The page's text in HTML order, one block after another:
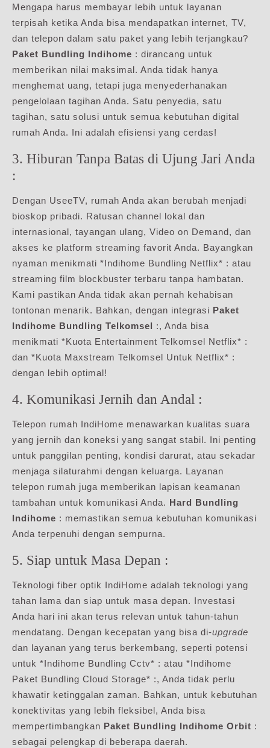
Mengapa harus membayar lebih untuk layanan
terpisah ketika Anda bisa mendapatkan internet, TV,
dan telepon dalam satu paket yang lebih terjangkau?
Paket Bundling Indihome : dirancang untuk
memberikan nilai maksimal. Anda tidak hanya
menghemat uang, tetapi juga menyederhanakan
pengelolaan tagihan Anda. Satu penyedia, satu
tagihan, satu solusi untuk semua kebutuhan digital
rumah Anda. Ini adalah efisiensi yang cerdas!
3. Hiburan Tanpa Batas di Ujung Jari Anda
:
Dengan UseeTV, rumah Anda akan berubah menjadi
bioskop pribadi. Ratusan channel lokal dan
internasional, tayangan ulang, Video on Demand, dan
akses ke platform streaming favorit Anda. Bayangkan
nyaman menikmati *Indihome Bundling Netflix* : atau
streaming film blockbuster terbaru tanpa hambatan.
Kami pastikan Anda tidak akan pernah kehabisan
tontonan menarik. Bahkan, dengan integrasi Paket
Indihome Bundling Telkomsel
:, Anda bisa
menikmati *Kuota Entertainment Telkomsel Netflix* :
dan *Kuota Maxstream Telkomsel Untuk Netflix* :
dengan lebih optimal!
4. Komunikasi Jernih dan Andal :
Telepon rumah IndiHome menawarkan kualitas suara
yang jernih dan koneksi yang sangat stabil. Ini penting
untuk panggilan penting, kondisi darurat, atau sekadar
menjaga silaturahmi dengan keluarga. Layanan
telepon rumah juga memberikan lapisan keamanan
tambahan untuk komunikasi Anda. Hard Bundling
Indihome : memastikan semua kebutuhan komunikasi
Anda terpenuhi dengan sempurna.
5. Siap untuk Masa Depan :
Teknologi fiber optik IndiHome adalah teknologi yang
tahan lama dan siap untuk masa depan. Investasi
Anda hari ini akan terus relevan untuk tahun-tahun
mendatang. Dengan kecepatan yang bisa di-upgrade
dan layanan yang terus berkembang, seperti potensi
untuk *Indihome Bundling Cctv* : atau *Indihome
Paket Bundling Cloud Storage* :, Anda tidak perlu
khawatir ketinggalan zaman. Bahkan, untuk kebutuhan
konektivitas yang lebih fleksibel, Anda bisa
mempertimbangkan Paket Bundling Indihome Orbit :
sebagai pelengkap di beberapa daerah.